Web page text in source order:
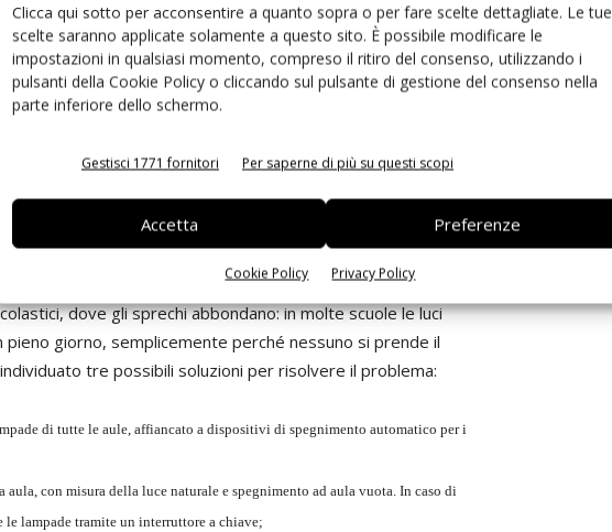
Clicca qui sotto per acconsentire a quanto sopra o per fare scelte dettagliate. Le tue
scelte saranno applicate solamente a questo sito. È possibile modificare le
impostazioni in qualsiasi momento, compreso il ritiro del consenso, utilizzando i
pulsanti della Cookie Policy o cliccando sul pulsante di gestione del consenso nella
parte inferiore dello schermo.
Gestisci 1771 fornitori Per saperne di più su questi scopi
Accetta Preferenze
Cookie Policy Privacy Policy
di tecnologie elettroniche per aumentare l'efficienza dei
riguarda la domotica. Spesso la promozione delle tecnologie
enfatizzano l'aspetto del maggiore comfort per l'utilizzatore:
automatismi che compiono operazioni programmate ecc. In
elettrico può servire anche per ridurre gli sprechi di
economici significativi.
energetico è stato oggetto anche di uno studio condotto
e lo Sviluppo Sostenibile di Modena. L'indagine ha preso in
dove gli sprechi abbondano: in molte scuole le luci
pieno giorno, semplicemente perché nessuno si prende il
tre possibili soluzioni per risolvere il problema:
di tutte le aule, affiancato a dispositivi di spegnimento automatico per i
con misura della luce naturale e spegnimento ad aula vuota. In caso di
le lampade tramite un interruttore a chiave;